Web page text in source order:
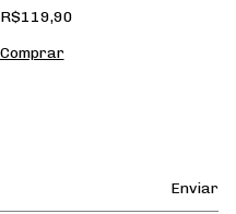
R$119,90